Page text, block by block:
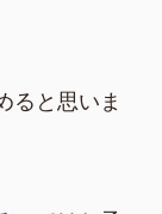
ると思いま